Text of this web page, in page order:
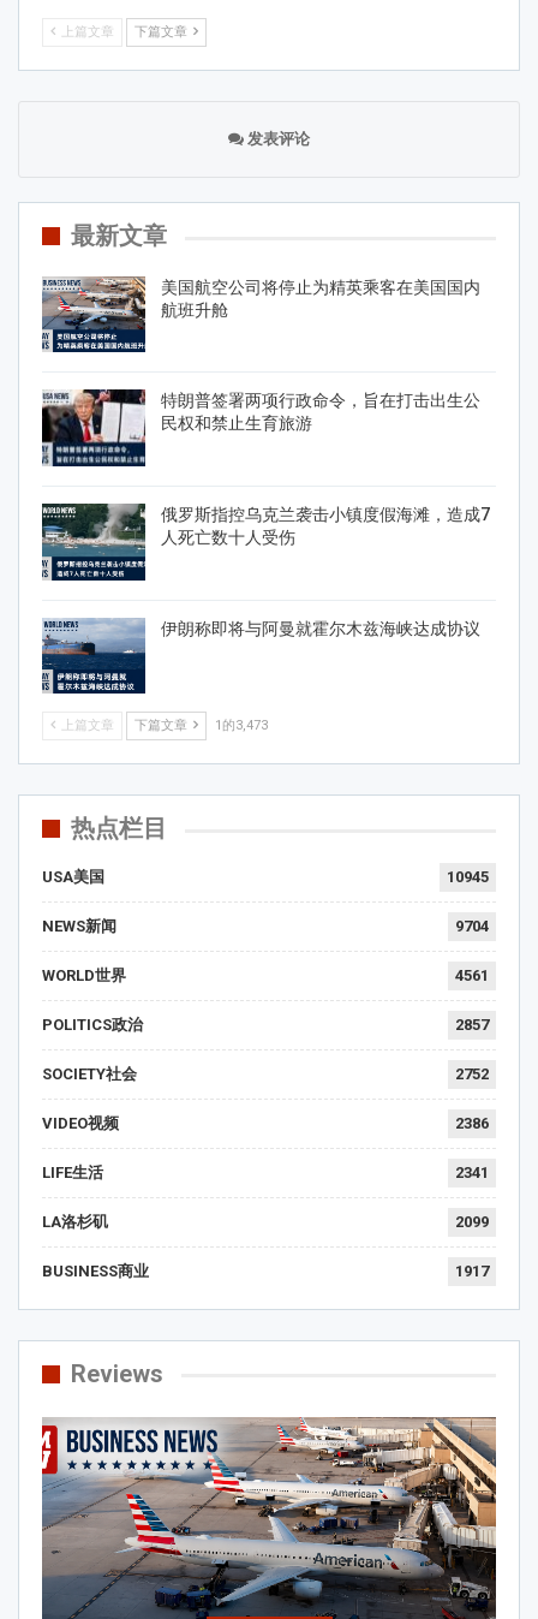
上篇文章 下篇文章
发表评论
最新文章
美国航空公司将停止为精英乘客在美国国内
航班升舱
特朗普签署两项行政命令，旨在打击出生公
民权和禁止生育旅游
俄罗斯指控乌克兰袭击小镇度假海滩，造成7
人死亡数十人受伤
伊朗称即将与阿曼就霍尔木兹海峡达成协议
上篇文章 下篇文章 1的3,473
热点栏目
USA美国 10945
NEWS新闻 9704
WORLD世界 4561
POLITICS政治 2857
SOCIETY社会 2752
VIDEO视频 2386
LIFE生活 2341
LA洛杉矶 2099
BUSINESS商业 1917
Reviews